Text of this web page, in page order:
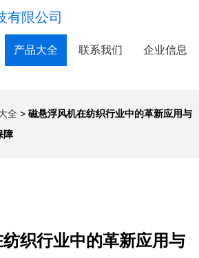
有限公司
产品大全 联系我们 企业信息
全 > 磁悬浮风机在纺织行业中的革新应用与
障
织行业中的革新应用与